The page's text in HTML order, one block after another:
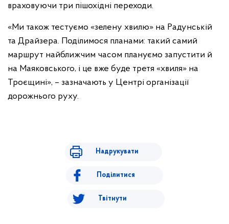
враховуючи три пішохідні переходи.
«Ми також тестуємо «зелену хвилю» на Радунській
та Драйзера. Поділимося планами: такий самий
маршрут найближчим часом плануємо запустити й
на Маяковського, і це вже буде третя «хвиля» на
Троєщині», – зазначають у Центрі організації
дорожнього руху.
Надрукувати
Поділитися
Твітнути